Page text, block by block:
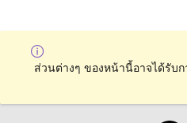
ส่วนต่างๆ ของหน้านี้อาจได้รับ